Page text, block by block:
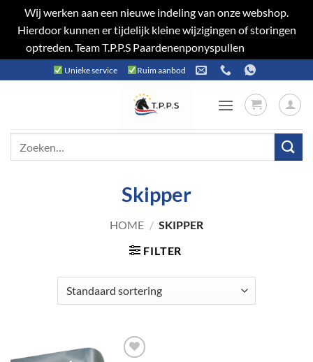
Wij werken aan een nieuwe indeling van onze webshop.
Hierdoor kunnen er tijdelijk kleine wijzigingen of storingen
optreden. Team T.P.P.S Paardenenponyspullen
naar
Unieke service Ruim aanbod
Skipper
HOME / SKIPPER
FILTER